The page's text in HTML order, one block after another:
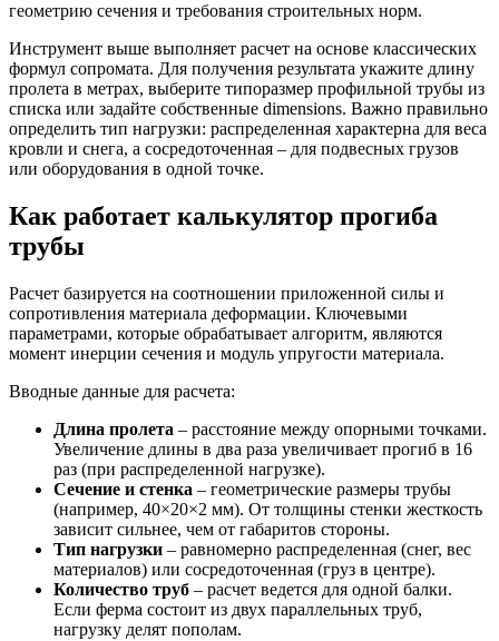
геометрию сечения и требования строительных норм.
Инструмент выше выполняет расчет на основе классических
формул сопромата. Для получения результата укажите длину
пролета в метрах, выберите типоразмер профильной трубы из
списка или задайте собственные dimensions. Важно правильно
определить тип нагрузки: распределенная характерна для веса
кровли и снега, а сосредоточенная – для подвесных грузов
или оборудования в одной точке.
Как работает калькулятор прогиба
трубы
Расчет базируется на соотношении приложенной силы и
сопротивления материала деформации. Ключевыми
параметрами, которые обрабатывает алгоритм, являются
момент инерции сечения и модуль упругости материала.
Вводные данные для расчета:
Длина пролета – расстояние между опорными точками.
Увеличение длины в два раза увеличивает прогиб в 16
раз (при распределенной нагрузке).
Сечение и стенка – геометрические размеры трубы
(например, 40×20×2 мм). От толщины стенки жесткость
зависит сильнее, чем от габаритов стороны.
Тип нагрузки – равномерно распределенная (снег, вес
материалов) или сосредоточенная (груз в центре).
Количество труб – расчет ведется для одной балки.
Если ферма состоит из двух параллельных труб,
нагрузку делят пополам.